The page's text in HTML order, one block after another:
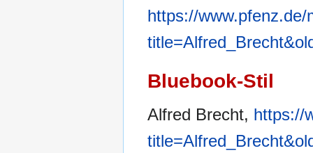
https://
Bluebook-Stil
Alfred Brecht, https://